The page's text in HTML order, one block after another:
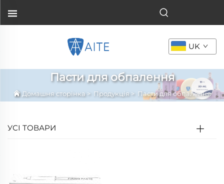
UK
Пасти для обпалення
Домашня сторінка> Продукція> Пасти для обпалення
УСІ ТОВАРИ